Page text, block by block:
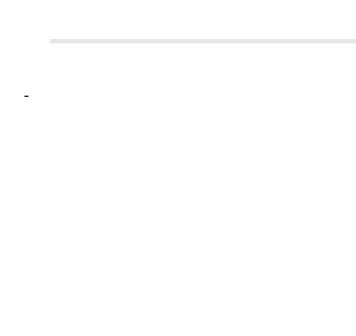
Instagram